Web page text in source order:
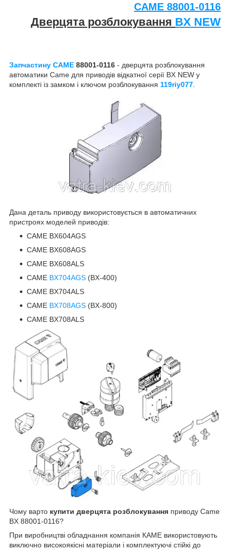
CAME 88001-0116
Дверцята розблокування BX NEW
Запчастину CAME 88001-0116 - дверцята розблокування
автоматики Came для приводів відкатної серії BX NEW у
комплекті із замком і ключом розблокування 119riy077
Дана деталь приводу використовується в автоматичних
пристроях моделей приводів:
CAME BX604AGS
CAME BX608AGS
CAME BX608ALS
CAME BX704AGS (BX-400)
CAME BX704ALS
CAME BX708AGS (BX-800)
CAME BX708ALS
Чому варто купити дверцята розблокування приводу Came
BX 88001-0116?
При виробництві обладнання компанія КАМЕ використовують
виключно високоякісні матеріали і комплектуючі стійкі до